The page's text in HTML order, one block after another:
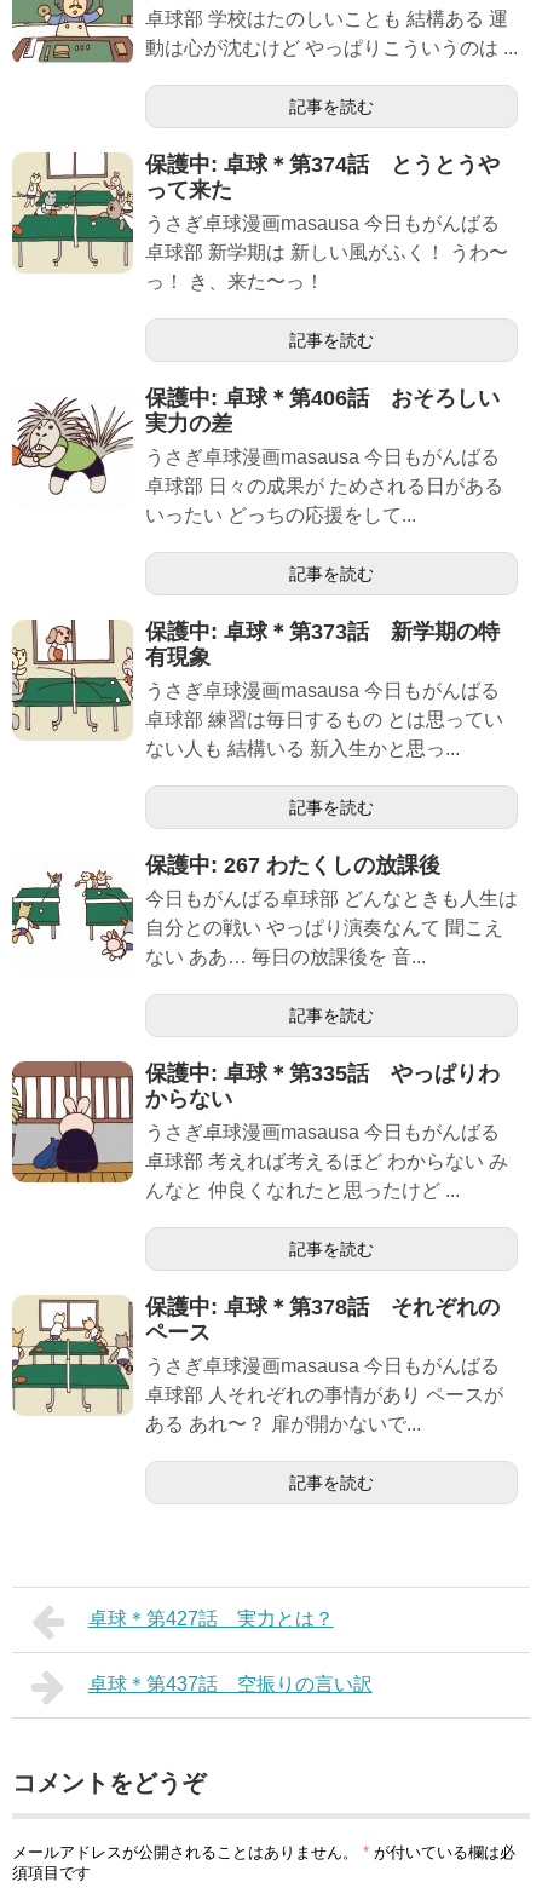
卓球部 学校はたのしいことも 結構ある 運
動は心が沈むけど やっぱりこういうのは ...
記事を読む
保護中: 卓球＊第374話 とうとうや
って来た
うさぎ卓球漫画masausa 今日もがんばる
卓球部 新学期は 新しい風がふく！ うわ〜
っ！ き、来た〜っ！
記事を読む
保護中: 卓球＊第406話 おそろしい
実力の差
うさぎ卓球漫画masausa 今日もがんばる
卓球部 日々の成果が ためされる日がある
いったい どっちの応援をして...
記事を読む
保護中: 卓球＊第373話 新学期の特
有現象
うさぎ卓球漫画masausa 今日もがんばる
卓球部 練習は毎日するもの とは思ってい
ない人も 結構いる 新入生かと思っ...
記事を読む
保護中: 267 わたくしの放課後
今日もがんばる卓球部 どんなときも人生は
自分との戦い やっぱり演奏なんて 聞こえ
ない ああ… 毎日の放課後を 音...
記事を読む
保護中: 卓球＊第335話 やっぱりわ
からない
うさぎ卓球漫画masausa 今日もがんばる
卓球部 考えれば考えるほど わからない み
んなと 仲良くなれたと思ったけど ...
記事を読む
保護中: 卓球＊第378話 それぞれの
ペース
うさぎ卓球漫画masausa 今日もがんばる
卓球部 人それぞれの事情があり ペースが
ある あれ〜？ 扉が開かないで...
記事を読む
卓球＊第427話 実力とは？
卓球＊第437話 空振りの言い訳
コメントをどうぞ
メールアドレスが公開されることはありません。 * が付いている欄は必
須項目です